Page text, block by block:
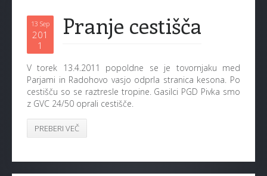
13 Sep
201
1
Pranje cestišča
V torek 13.4.2011 popoldne se je tovornjaku med
Parjami in Radohovo vasjo odprla stranica kesona. Po
cestišču so se raztresle tropine. Gasilci PGD Pivka smo
z GVC 24/50 oprali cestišče.
PREBERI VEČ